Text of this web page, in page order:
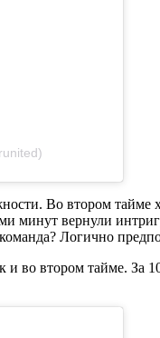
Во втором
минут вернули
Логично
во втором тайме. За